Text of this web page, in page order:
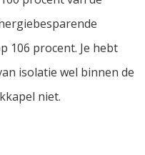
106 procent. Je hebt
isolatie wel binnen de
niet.